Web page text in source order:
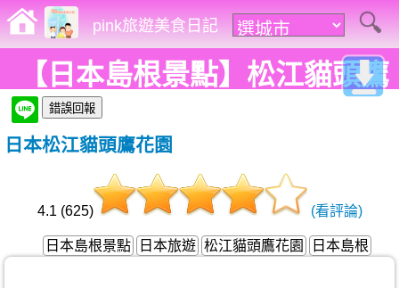
pink旅遊美食日記
【日本島根景點】松江貓頭鷹
花園-與小動物最親蜜的接觸
日本松江貓頭鷹花園
4.1 (625) (看評論)
日本島根景點 日本旅遊 松江貓頭鷹花園 日本島根